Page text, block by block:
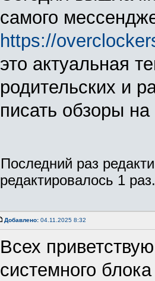
самого
https://
это актуальная
родительских и
писать обзоры
Последний раз
редактировалось 1 раз.
Добавлено: 04.11.2025 8:32
Всех
системного